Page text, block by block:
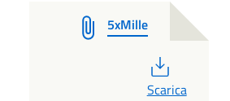
5xMille
PDF
Scarica